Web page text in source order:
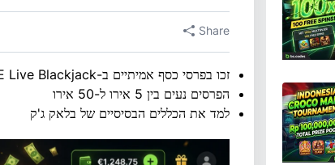
Share
זכו בפרסי כסף אמיתיים ב-BC.GAME Live Blackjack
הפרסים נעים בין 5 אירו ל-50 אירו
למד את הכללים הבסיסיים של בלאק ג'ק